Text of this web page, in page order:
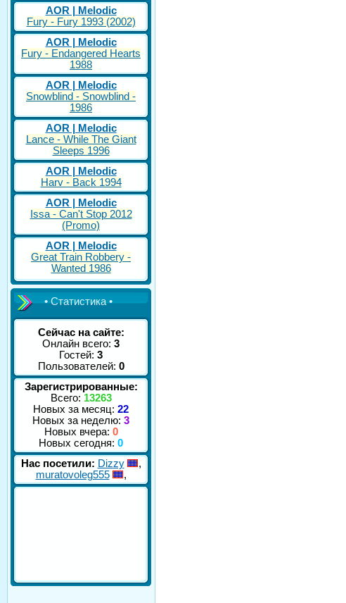
AOR | Melodic
Fury - Fury 1993 (2002)
AOR | Melodic
Fury - Endangered Hearts
1988
AOR | Melodic
Snowblind - Snowblind -
1986
AOR | Melodic
Lance - While The Giant
Sleeps 1996
AOR | Melodic
Harv - Back 1994
AOR | Melodic
Issa - Can't Stop 2012
(Promo)
AOR | Melodic
Great Train Robbery -
Wanted 1986
• Статистика •
Сейчас на сайте:
Онлайн всего: 3
Гостей: 3
Пользователей: 0
Зарегистрированные:
Всего: 13263
Новых за месяц: 22
Новых за неделю: 3
Новых вчера: 0
Новых сегодня: 0
Нас посетили: Dizzy
,
muratovoleg555
,